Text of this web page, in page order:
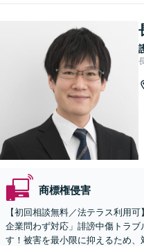
商標権侵害
【初回相談無料／法テラス利用
企業問わず対応」誹謗中傷トラ
す！被害を最小限に抑えるため